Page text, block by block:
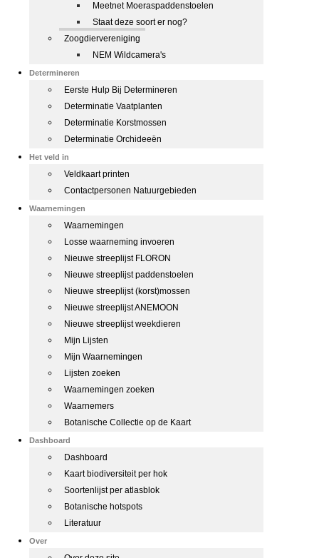
Meetnet Moeraspaddenstoelen
Staat deze soort er nog?
Zoogdiervereniging
NEM Wildcamera's
Determineren
Eerste Hulp Bij Determineren
Determinatie Vaatplanten
Determinatie Korstmossen
Determinatie Orchideeën
Het veld in
Veldkaart printen
Contactpersonen Natuurgebieden
Waarnemingen
Waarnemingen
Losse waarneming invoeren
Nieuwe streeplijst FLORON
Nieuwe streeplijst paddenstoelen
Nieuwe streeplijst (korst)mossen
Nieuwe streeplijst ANEMOON
Nieuwe streeplijst weekdieren
Mijn Lijsten
Mijn Waarnemingen
Lijsten zoeken
Waarnemingen zoeken
Waarnemers
Botanische Collectie op de Kaart
Dashboard
Dashboard
Kaart biodiversiteit per hok
Soortenlijst per atlasblok
Botanische hotspots
Literatuur
Over